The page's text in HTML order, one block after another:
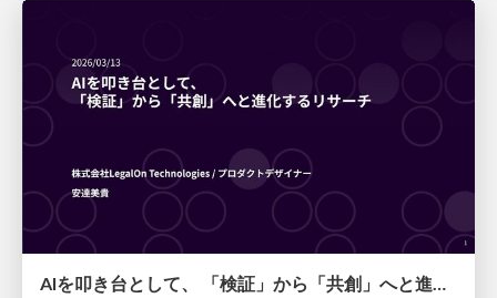
AIを叩き台として、 「検証」から「共創」へと進化するリサーチ